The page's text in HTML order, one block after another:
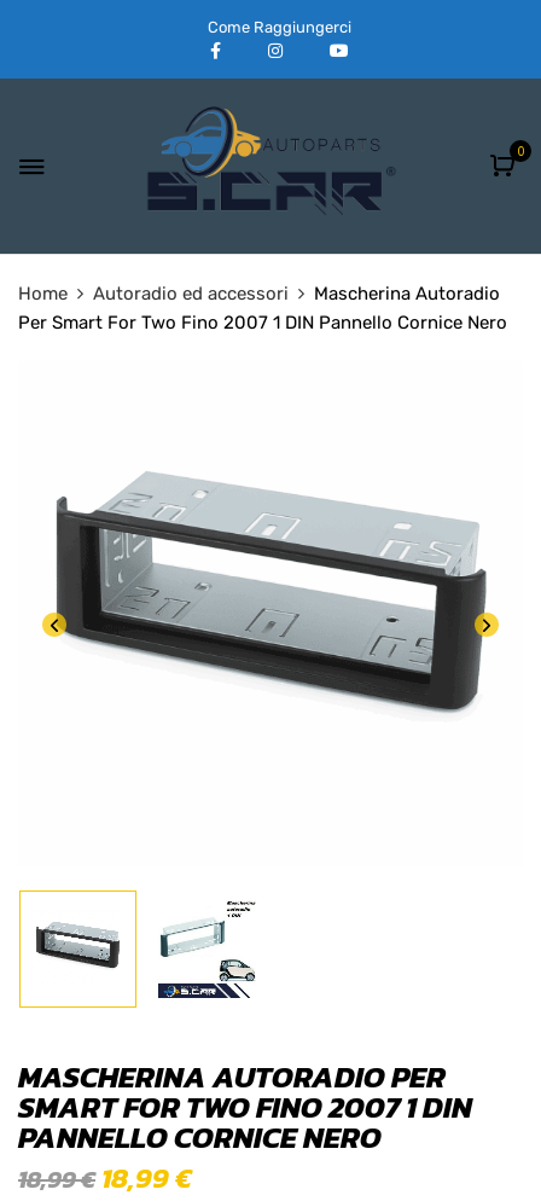
Come Raggiungerci
0
Home Autoradio ed accessori
Mascherina Autoradio
Per Smart For Two Fino 2007 1 DIN Pannello Cornice Nero
MASCHERINA AUTORADIO PER
SMART FOR TWO FINO 2007 1 DIN
PANNELLO CORNICE NERO
18,99€ 18,99€